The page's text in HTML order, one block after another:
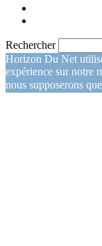
Rechercher
Horizon Du Net
expérience sur notre
nous supposerons